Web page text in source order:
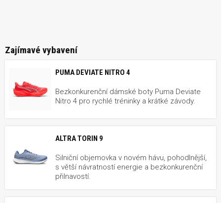
Zajímavé vybavení
PUMA DEVIATE NITRO 4
Bezkonkurenční dámské boty Puma Deviate
Nitro 4 pro rychlé tréninky a krátké závody.
ALTRA TORIN 9
Silniční objemovka v novém hávu, pohodlnější,
s větší návratností energie a bezkonkurenční
přilnavostí.